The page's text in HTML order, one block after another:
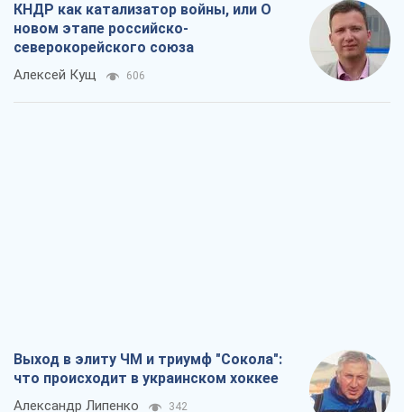
КНДР как катализатор войны, или О
новом этапе российско-
северокорейского союза
Алексей Кущ 606
Выход в элиту ЧМ и триумф "Сокола":
что происходит в украинском хоккее
Александр Липенко 342